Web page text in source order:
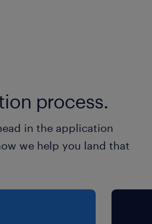
die graag
process.
in the application
we help you land that